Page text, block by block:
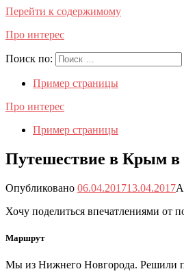
Перейти к содержимому
Про интерес
Поиск по:
Пример страницы
Про интерес
Пример страницы
Путешествие в Крым в
Опубликовано 06.04.201713.04.2017
Хочу поделиться впечатлениями от
Маршрут
Мы из Нижнего Новгорода. Решили